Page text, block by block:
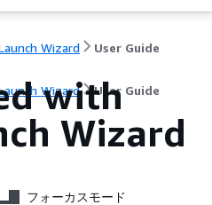
Wizard User Guide
Wizard User Guide
with
Wizard
フォーカスモード